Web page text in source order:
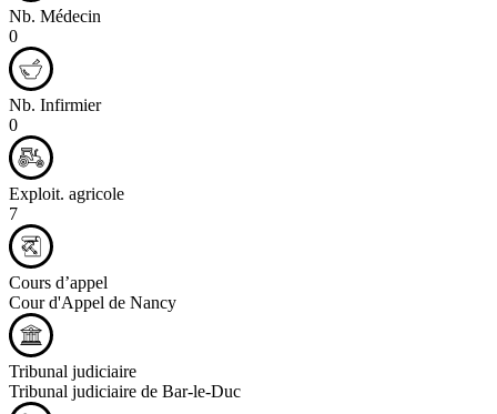
Nb. Médecin
0
Nb. Infirmier
0
Exploit. agricole
7
Cours d’appel
Cour d'Appel de Nancy
Tribunal judiciaire
Tribunal judiciaire de Bar-le-Duc